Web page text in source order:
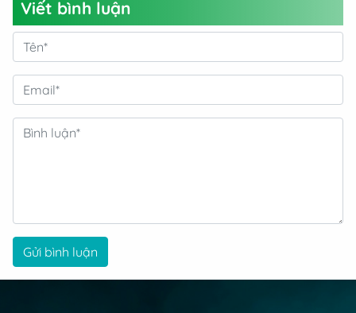
Viết bình luận
Gửi bình luận